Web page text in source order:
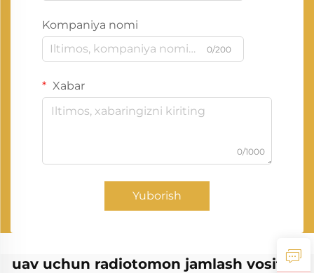
Kompaniya nomi
0/200
Xabar
0/1000
Yuborish
uav uchun radiotomon jamlash vositasi